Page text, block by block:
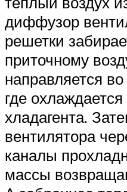
диффузор
решетки
приточному
направляется
где
хладагента.
вентилятора
каналы
массы